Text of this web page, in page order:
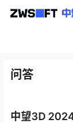
问答
中望3D